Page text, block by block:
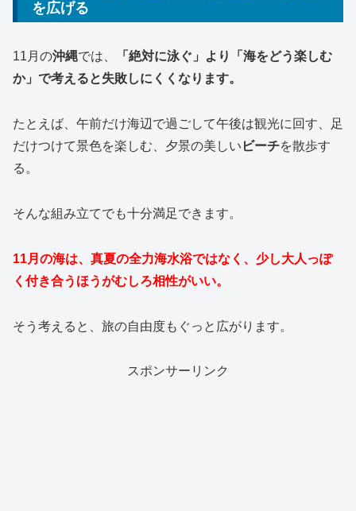
を広げる
11月の沖縄では、
「絶対に泳ぐ」より「海をどう楽しむ
か」で考えると失敗しにくくなります。
たとえば、午前だけ海辺で過ごして午後は観光に回す、足
だけつけて景色を楽しむ、夕景の美しい ビーチを散歩す
る。
そんな組み立てでも十分満足できます。
11月の海は、真夏の全力海水浴ではなく、少し大人っぽ
く付き合うほうがむしろ相性がいい。
そう考えると、旅の自由度もぐっと広がります。
スポンサーリンク